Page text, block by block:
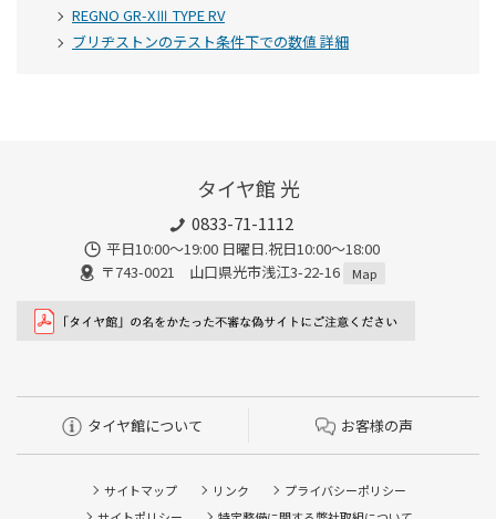
REGNO GR-XⅢ TYPE RV
ブリヂストンのテスト条件下での数値 詳細
タイヤ館 光
0833-71-1112
平日10:00〜19:00 日曜日.祝日10:00〜18:00
〒743-0021 山口県光市浅江3-22-16
Map
タイヤ館について お客様の声
サイトマップ リンク
プライバシーポリシー